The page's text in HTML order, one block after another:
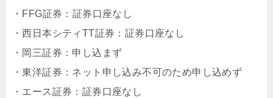
・FFG証券：証券口座なし
・西日本シティTT証券：証券口座なし
・岡三証券：申し込まず
・東洋証券：ネット申し込み不可のため申し込めず
・エース証券：証券口座なし